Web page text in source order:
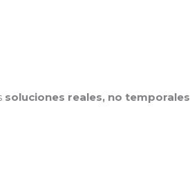
soluciones reales, no temporales